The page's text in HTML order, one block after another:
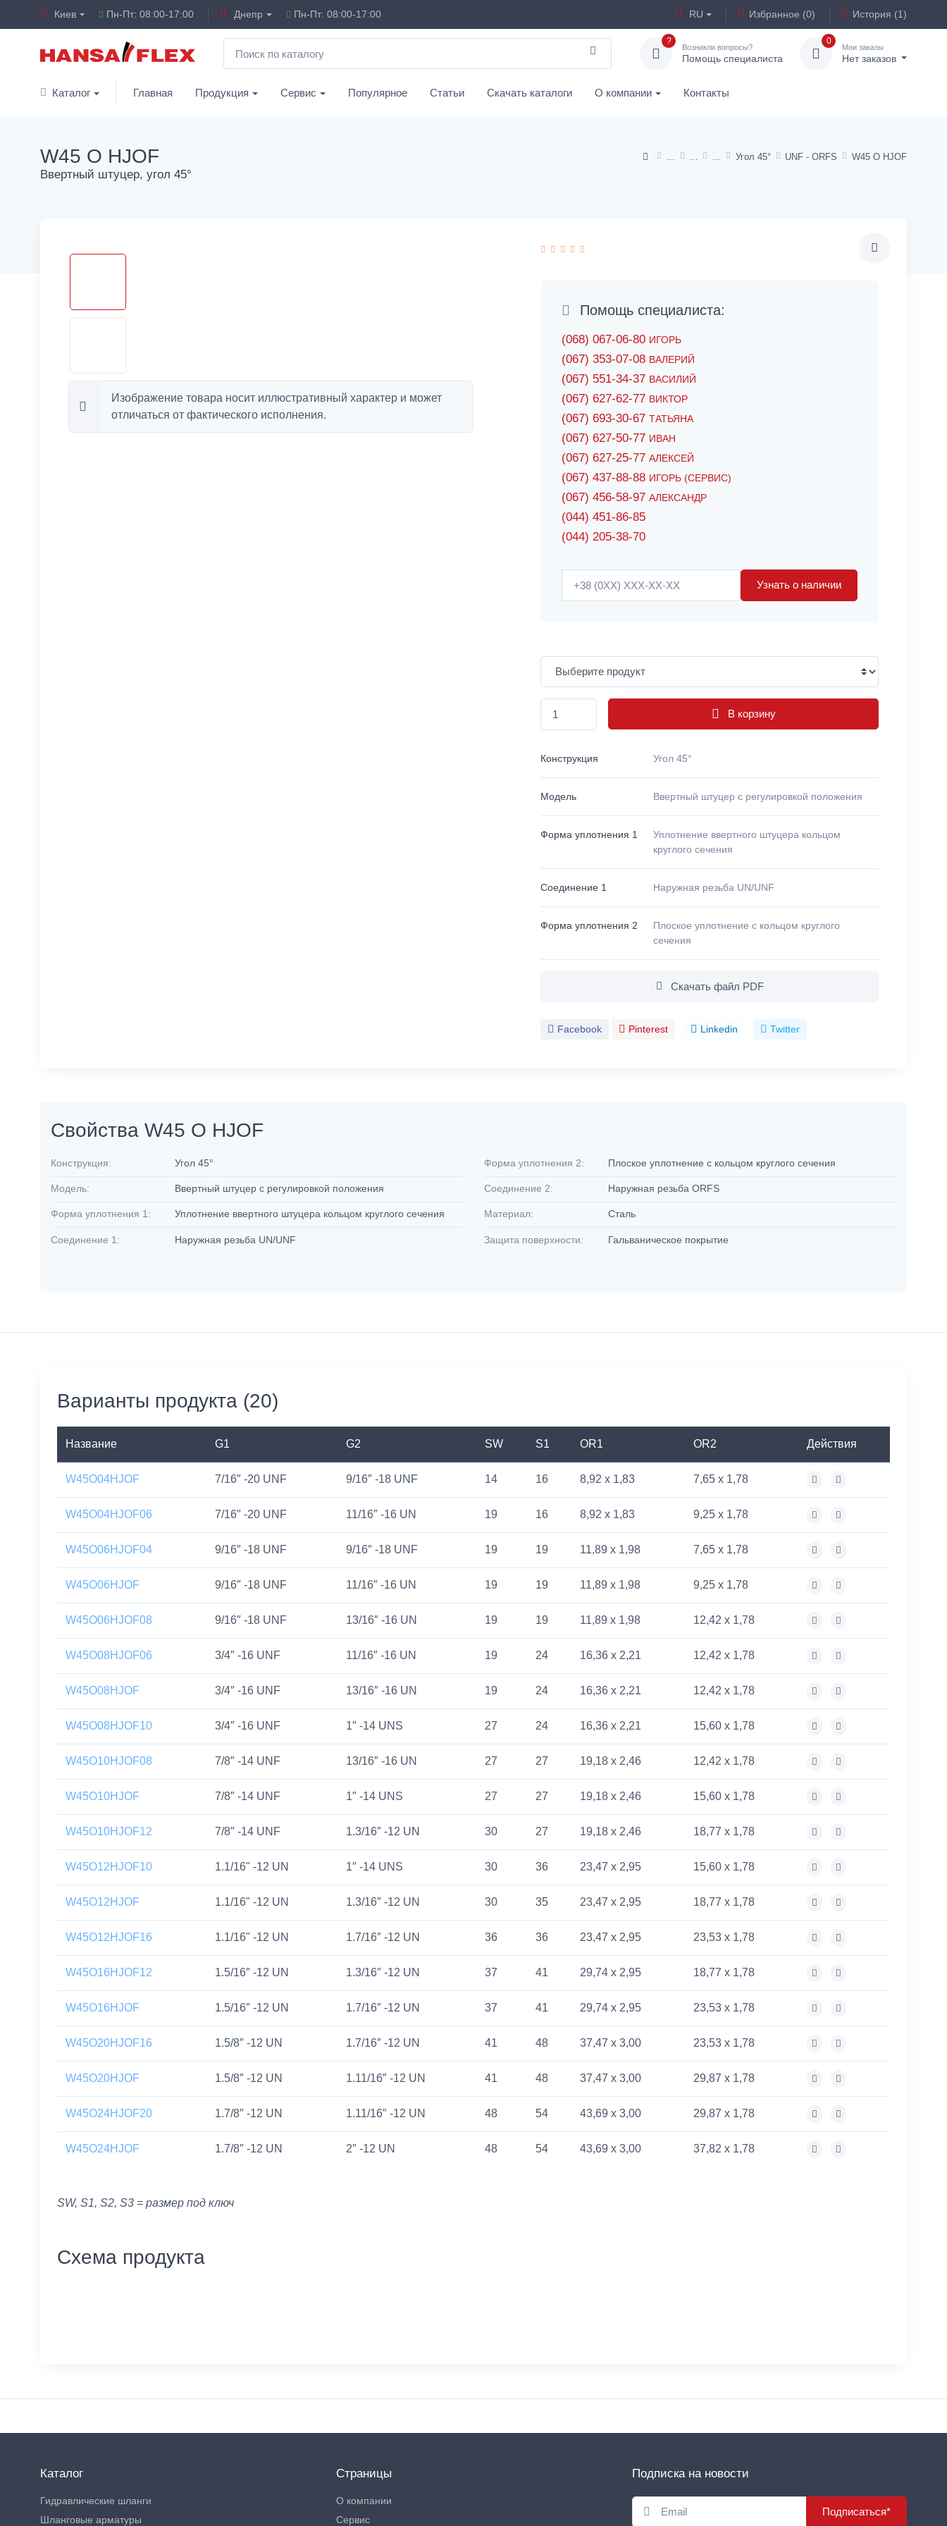
Киев Пн-Пт: 08:00-17:00 Днепр Пн-Пт: 08:00-17:00 RU Избранное (0) История (1)
?
Возникли вопросы?
Помощь специалиста
0
Мои заказы
Нет заказов
Каталог Главная Продукция Сервис Популярное Статьи Скачать каталоги О компании Контакты
Угол 45° UNF - ORFS W45 O HJOF
W45 O HJOF
Ввертный штуцер, угол 45°
Изображение товара носит иллюстративный характер и может
отличаться от фактического исполнения.
Помощь специалиста:
(068) 067-06-80 ИГОРЬ
(067) 353-07-08 ВАЛЕРИЙ
(067) 551-34-37 ВАСИЛИЙ
(067) 627-62-77 ВИКТОР
(067) 693-30-67 ТАТЬЯНА
(067) 627-50-77 ИВАН
(067) 627-25-77 АЛЕКСЕЙ
(067) 437-88-88 ИГОРЬ (СЕРВИС)
(067) 456-58-97 АЛЕКСАНДР
(044) 451-86-85
(044) 205-38-70
Узнать о наличии
В корзину
Конструкция Угол 45°
Модель Ввертный штуцер с регулировкой положения
Форма уплотнения 1
Уплотнение ввертного штуцера кольцом
круглого сечения
Соединение 1 Наружная резьба UN/UNF
Форма уплотнения 2
Плоское уплотнение с кольцом круглого
сечения
Скачать файл PDF
Facebook Pinterest Linkedin Twitter
Свойства W45 O HJOF
Конструкция: Угол 45°
Модель: Ввертный штуцер с регулировкой положения
Форма уплотнения 1: Уплотнение ввертного штуцера кольцом круглого сечения
Соединение 1: Наружная резьба UN/UNF
Форма уплотнения 2: Плоское уплотнение с кольцом круглого сечения
Соединение 2: Наружная резьба ORFS
Материал: Сталь
Защита поверхности: Гальваническое покрытие
Варианты продукта (20)
Название G1 G2 SW S1 OR1 OR2 Действия
W45O04HJOF 7/16″ -20 UNF 9/16″ -18 UNF 14 16 8,92 x 1,83 7,65 x 1,78
W45O04HJOF06 7/16″ -20 UNF 11/16″ -16 UN 19 16 8,92 x 1,83 9,25 x 1,78
W45O06HJOF04 9/16″ -18 UNF 9/16″ -18 UNF 19 19 11,89 x 1,98 7,65 x 1,78
W45O06HJOF 9/16″ -18 UNF 11/16″ -16 UN 19 19 11,89 x 1,98 9,25 x 1,78
W45O06HJOF08 9/16″ -18 UNF 13/16″ -16 UN 19 19 11,89 x 1,98 12,42 x 1,78
W45O08HJOF06 3/4″ -16 UNF 11/16″ -16 UN 19 24 16,36 x 2,21 12,42 x 1,78
W45O08HJOF 3/4″ -16 UNF 13/16″ -16 UN 19 24 16,36 x 2,21 12,42 x 1,78
W45O08HJOF10 3/4″ -16 UNF 1″ -14 UNS 27 24 16,36 x 2,21 15,60 x 1,78
W45O10HJOF08 7/8″ -14 UNF 13/16″ -16 UN 27 27 19,18 x 2,46 12,42 x 1,78
W45O10HJOF 7/8″ -14 UNF 1″ -14 UNS 27 27 19,18 x 2,46 15,60 x 1,78
W45O10HJOF12 7/8″ -14 UNF 1.3/16″ -12 UN 30 27 19,18 x 2,46 18,77 x 1,78
W45O12HJOF10 1.1/16" -12 UN 1″ -14 UNS 30 36 23,47 x 2,95 15,60 x 1,78
W45O12HJOF 1.1/16" -12 UN 1.3/16″ -12 UN 30 35 23,47 x 2,95 18,77 x 1,78
W45O12HJOF16 1.1/16" -12 UN 1.7/16″ -12 UN 36 36 23,47 x 2,95 23,53 x 1,78
W45O16HJOF12 1.5/16″ -12 UN 1.3/16″ -12 UN 37 41 29,74 x 2,95 18,77 x 1,78
W45O16HJOF 1.5/16″ -12 UN 1.7/16″ -12 UN 37 41 29,74 x 2,95 23,53 x 1,78
W45O20HJOF16 1.5/8″ -12 UN 1.7/16″ -12 UN 41 48 37,47 x 3,00 23,53 x 1,78
W45O20HJOF 1.5/8″ -12 UN 1.11/16″ -12 UN 41 48 37,47 x 3,00 29,87 x 1,78
W45O24HJOF20 1.7/8″ -12 UN 1.11/16″ -12 UN 48 54 43,69 x 3,00 29,87 x 1,78
W45O24HJOF 1.7/8″ -12 UN 2″ -12 UN 48 54 43,69 x 3,00 37,82 x 1,78
SW, S1, S2, S3 = размер под ключ
Схема продукта
Каталог
Гидравлические шланги
Шланговые арматуры
Страницы
О компании
Сервис
Подписка на новости
Подписаться*